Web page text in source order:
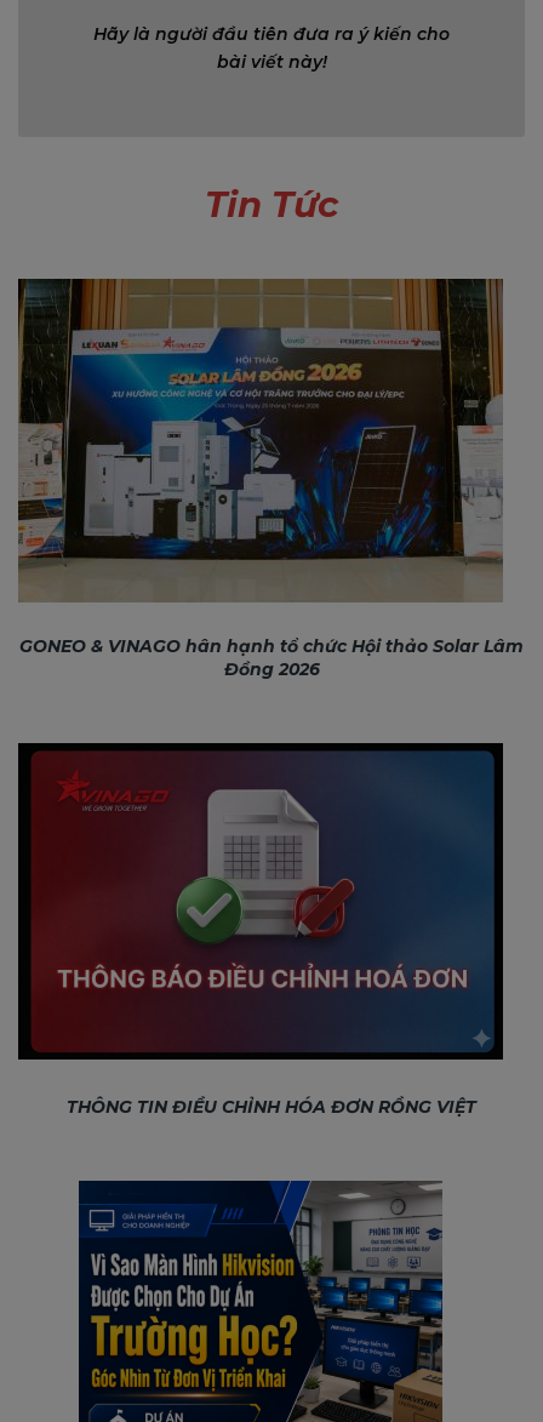
Hãy là người đầu tiên đưa ra ý kiến cho
bài viết này!
Tin Tức
GONEO & VINAGO hân hạnh tổ chức Hội thảo Solar Lâm
Đồng 2026
THÔNG TIN ĐIỀU CHỈNH HÓA ĐƠN RỒNG VIỆT